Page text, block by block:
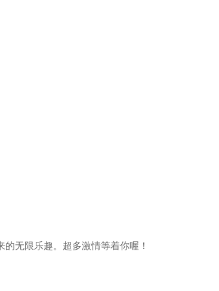
无限乐趣。超多激情等着你喔！